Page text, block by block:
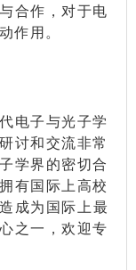
合作，对于电
作用。
电子与光子学
讨和交流非常
学界的密切合
有国际上高校
成为国际上最
之一，欢迎专